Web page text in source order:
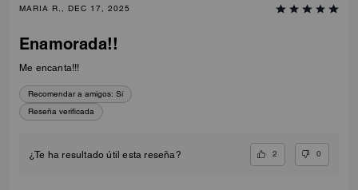
MARIA R., DEC 17, 2025
Enamorada!!
Me encanta!!!
Recomendar a amigos: Sí
Reseña verificada
¿Te ha resultado útil esta reseña? 2 0